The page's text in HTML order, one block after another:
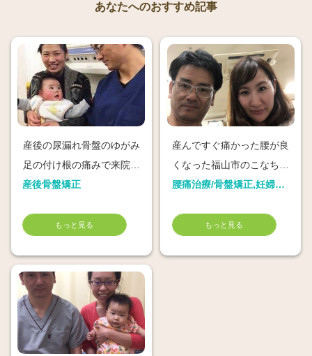
あなたへのおすすめ記事
産後の尿漏れ骨盤のゆがみ
足の付け根の痛みで来院渡
邉美妃さん
産後骨盤矯正
もっと見る
産んですぐ痛かった腰が良
くなった福山市のこなちゃ
ん
腰痛治療/骨盤矯正,妊婦整体,産後骨盤矯正
もっと見る